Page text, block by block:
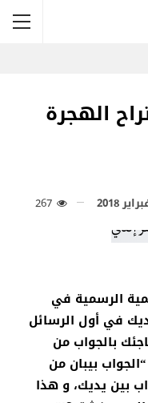
الهجرة
الرسمية في
في أول الرسائل
بالجواب من
بيبان من
بين يديك، و هذا